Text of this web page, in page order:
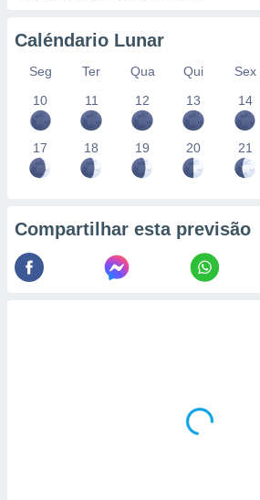
Caléndario Lunar
Seg Ter Qua Qui Sex
10
11 12 13 14
17 18 19 20 21
Compartilhar esta previsão